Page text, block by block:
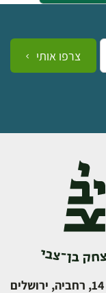
צרפו אותי